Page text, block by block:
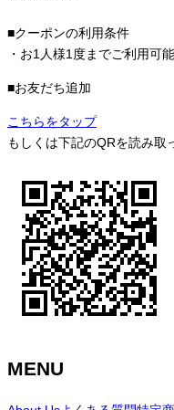
■クーポンの利用条件
・お1人様1度までご利用可能
■お友だち追加
こちらをタップ
もしくは下記のQRを読み取
MENU